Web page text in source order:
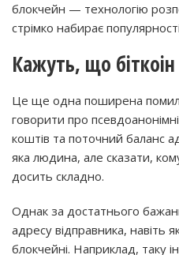
блокчейн — технологію
стрімко набирає
Кажуть, що
Це ще одна поширена
говорити про
коштів та поточний баланс
яка людина, але сказати,
досить складно.
Однак за достатнього
адресу відправника, навіть
блокчейні. Наприклад, таку